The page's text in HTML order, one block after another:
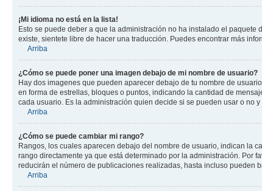
¡Mi idioma no está en la lista!
Esto se puede deber a que la administración no ha instalado el
existe, sientete libre de hacer una traducción. Puedes encontrar más
Arriba
¿Cómo se puede poner una imagen debajo de mi nombre de usuario?
Hay dos imagenes que pueden aparecer debajo de tu nombre de
en forma de estrellas, bloques o puntos, indicando la cantidad de
cada usuario. Es la administración quien decide si se pueden usar o no
Arriba
¿Cómo se puede cambiar mi rango?
Rangos, los cuales aparecen debajo del nombre de usuario, indican la
rango directamente ya que está determinado por la administración. Por
reducirán el número de publicaciones realizadas, hasta incluso pueden
Arriba